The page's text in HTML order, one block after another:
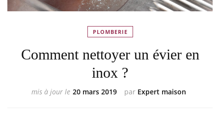
PLOMBERIE
Comment nettoyer un évier en
inox ?
par Expert maison
mis à jour le 20 mars 2019